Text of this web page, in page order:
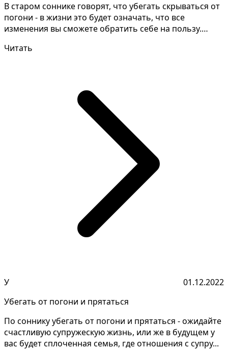
В старом соннике говорят, что убегать скрываться от
погони - в жизни это будет означать, что все
изменения вы сможете обратить себе на пользу.
Читать
У
01.12.2022
Убегать от погони и прятаться
По соннику убегать от погони и прятаться - ожидайте
счастливую супружескую жизнь, или же в будущем у
вас будет сплоченная семья, где отношения с супру...